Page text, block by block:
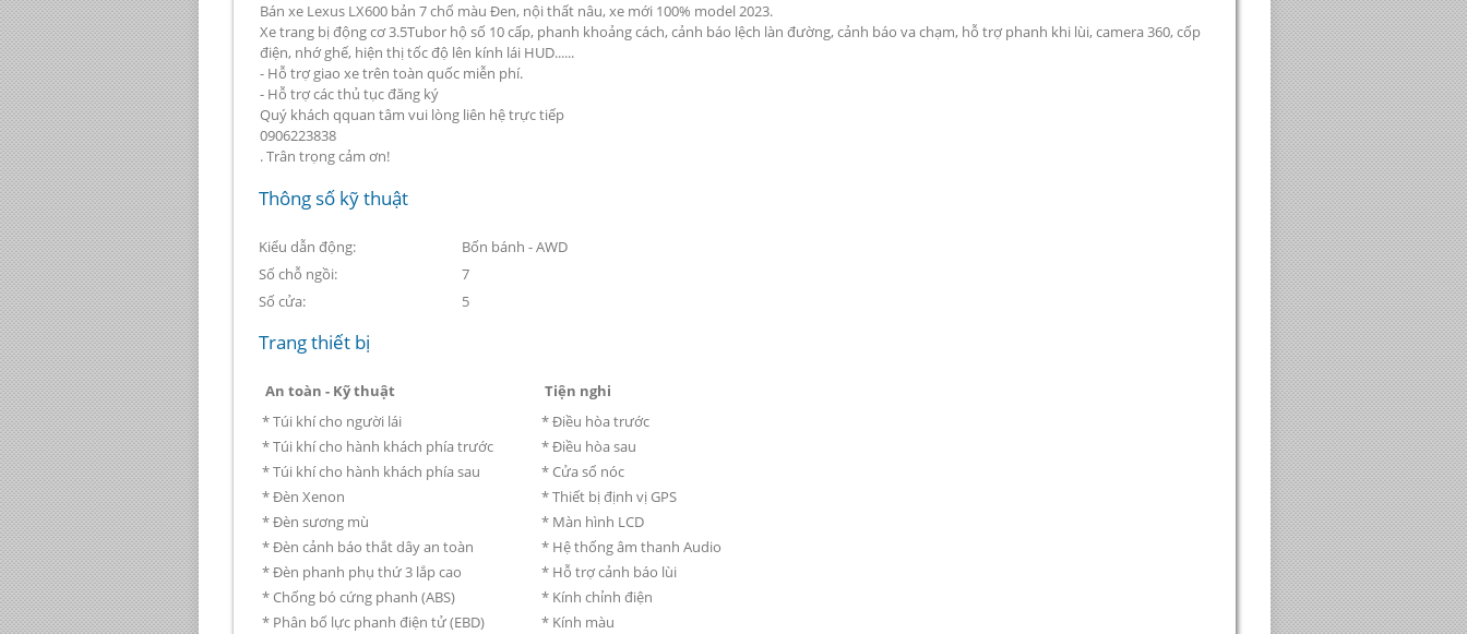
Bán xe Lexus LX600 bản 7 chổ màu Đen, nội thất nâu, xe mới 100% model 2023.
Xe trang bị động cơ 3.5Tubor hộ số 10 cấp, phanh khoảng cách, cảnh báo lệch làn đường, cảnh báo va chạm, hỗ trợ phanh khi lùi, camera 360, cốp
điện, nhớ ghế, hiện thị tốc độ lên kính lái HUD......
- Hỗ trợ giao xe trên toàn quốc miễn phí.
- Hỗ trợ các thủ tục đăng ký
Quý khách qquan tâm vui lòng liên hệ trực tiếp
0906223838
. Trân trọng cảm ơn!
Thông số kỹ thuật
Kiểu dẫn động:
Bốn bánh - AWD
Số chỗ ngồi:
7
Số cửa:
5
Trang thiết bị
An toàn - Kỹ thuật
Tiện nghi
* Túi khí cho người lái
* Túi khí cho hành khách phía trước
* Túi khí cho hành khách phía sau
* Đèn Xenon
* Đèn sương mù
* Đèn cảnh báo thắt dây an toàn
* Đèn phanh phụ thứ 3 lắp cao
* Chống bó cứng phanh (ABS)
* Phân bố lực phanh điện tử (EBD)
* Điều hòa trước
* Điều hòa sau
* Cửa sổ nóc
* Thiết bị định vị GPS
* Màn hình LCD
* Hệ thống âm thanh Audio
* Hỗ trợ cảnh báo lùi
* Kính chỉnh điện
* Kính màu